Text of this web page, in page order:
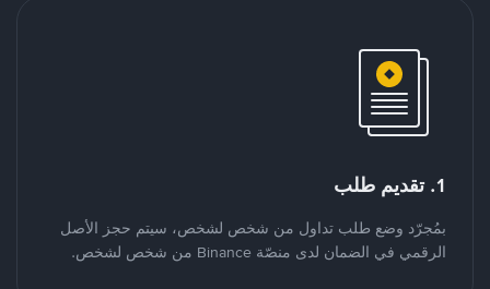
1. تقديم طلب
بمُجرّد وضع طلب تداول من شخص لشخص، سيتم حجز الأصل
الرقمي في الضمان لدى منصّة Binance من شخص لشخص.